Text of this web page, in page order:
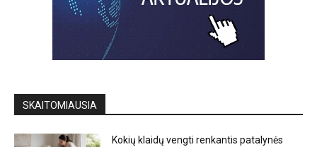
SKAITOMIAUSIA
Kokių klaidų vengti renkantis patalynės